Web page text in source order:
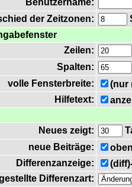
Benutzername:
der Zeitzonen:
Zeilen:
Spalten:
volle Fensterbreite:
(nur
Hilfetext:
Neues zeigt:
neue Beiträge:
Differenzanzeige:
Differenzart: